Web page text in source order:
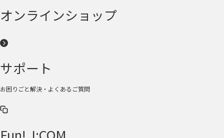
オンラインショップ
サポート
お困りごと解決・よくあるご質問
Fun! J:COM